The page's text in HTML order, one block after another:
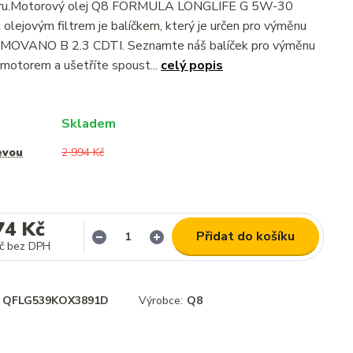
olej Q8 FORMULA LONGLIFE G 5W-30
olejovým filtrem je balíčkem, který je určen pro výměnu
B 2.3 CDTI. Seznamte náš balíček pro výměnu
a ušetříte spoust... celý popis
Skladem
2 994 Kč
Kč
bez DPH
Přidat do košíku
QFLG539KOX3891D Výrobce: Q8